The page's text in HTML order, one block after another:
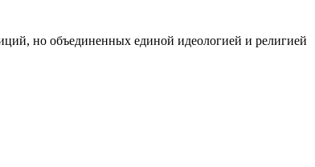
но объединенных единой идеологией и религией